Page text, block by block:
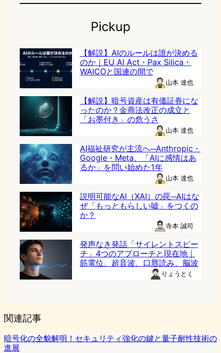
Pickup
【解説】AIのルールは誰が決める
のか｜EU AI Act・Pax Silica・
WAICOと国連の間で
山本 達也
【解説】暗号資産は有価証券にな
ったのか？金商法改正の成立と
「お墨付き」の危うさ
山本 達也
AI福祉研究が主流へ─Anthropic・
Google・Meta、「AIに感情はあ
るか」を問い始めた1年
山本 達也
説明可能なAI（XAI）の罠─AIはな
ぜ「もっともらしい嘘」をつくの
か？
寺本 誠司
発声なき発話「サイレントスピー
チ」4つのアプローチと現在地｜
筋電位、超音波、口唇読み、脳波
りょうとく
関連記事
暗号化の全貌解明！セキュリティ強化の鍵と量子耐性技術の
進展